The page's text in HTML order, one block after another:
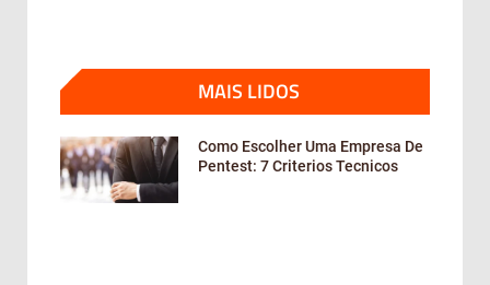
MAIS LIDOS
Como Escolher Uma Empresa De
Pentest: 7 Criterios Tecnicos